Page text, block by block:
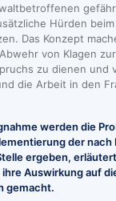
Hürden
Das Konzept
von Klagen
zu dienen und
die Arbeit in den
werden die
der nach
ergeben,
Auswirkung auf
gemacht.